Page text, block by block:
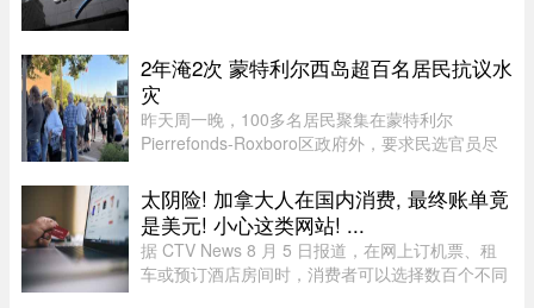
4%至12.3亿元，过去一年新增2 ...
2年淹2次 蒙特利尔西岛超百名居民抗议水
灾
昨天周一晚，100多名居民聚集在蒙特利尔
Pierrefonds-Roxboro区政府外，要求民选官员尽
水侵袭以来，该区举行的首次市政委员会会议。居
民表示，自己已经花费数万甚至数十 ...
太阴险! 加拿大人在国内消费, 最终账单竟
是美元! 小心这类网站! ...
据 CTV News 8 月 5 日报道，在网上订机票、租
车或预订酒店房间时，消费者可以选择数百个不同